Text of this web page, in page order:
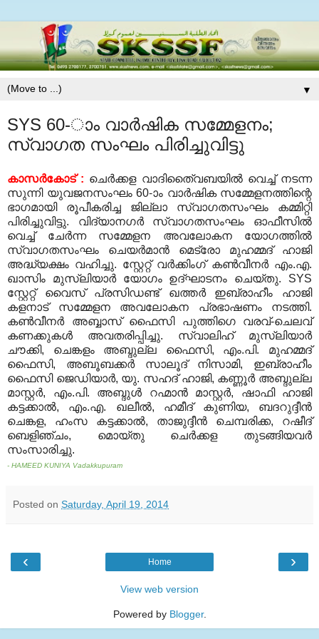
▼
SYS 60-ാം വാര്‍ഷിക സമ്മേളനം;
സ്വാഗത സംഘം പിരിച്ചുവിട്ടു
കാസര്‍കോട് : ചെര്‍ക്കള വാദിതൈ്വബയില്‍ വെച്ച് നടന്ന
സുന്നി യുവജനസംഘം 60-ാം വാര്‍ഷിക സമ്മേളനത്തിന്റെ
ഭാഗമായി രൂപീകരിച്ച ജില്ലാ സ്വാഗതസംഘം കമ്മിറ്റി
പിരിച്ചുവിട്ടു. വിദ്യാനഗര്‍ സ്വാഗതസംഘം ഓഫീസില്‍
വെച്ച് ചേര്‍ന്ന സമ്മേളന അവലോകന യോഗത്തില്‍
സ്വാഗതസംഘം ചെയര്‍മാന്‍ മെട്രോ മുഹമ്മദ് ഹാജി
അദ്ധ്യക്ഷം വഹിച്ചു. സ്റ്റേറ്റ് വര്‍ക്കിംഗ് കണ്‍വീനര്‍ എം.എ.
ഖാസിം മുസ്‌ലിയാര്‍ യോഗം ഉദ്ഘാടനം ചെയ്തു. SYS
സ്റ്റേറ്റ് വൈസ് പ്രസിഡണ്ട് ഖത്തര്‍ ഇബ്രാഹീം ഹാജി
കളനാട് സമ്മേളന അവലോകന പ്രഭാഷണം നടത്തി.
കണ്‍വീനര്‍ അബ്ബാസ് ഫൈസി പുത്തിഗെ വരവ്-ചെലവ്
കണക്കുകള്‍ അവതരിപ്പിച്ചു. സ്വാലിഹ് മുസ്‌ലിയാര്‍
ചൗക്കി, ചെങ്കളം അബ്ദുല്ല ഫൈസി, എം.പി. മുഹമ്മദ്
ഫൈസി, അബൂബക്കര്‍ സാലൂദ് നിസാമി, ഇബ്രാഹീം
ഫൈസി ജെഡിയാര്‍, യു. സഹദ് ഹാജി, കണ്ണൂര്‍ അബ്ദുല്ല
മാസ്റ്റര്‍, എം.പി. അബ്ദുള്‍ റഹ്മാന്‍ മാസ്റ്റര്‍, ഷാഫി ഹാജി
കട്ടക്കാല്‍, എം.എ. ഖലീല്‍, ഹമീദ് കുണിയ, ബദറുദ്ദീന്‍
ചെങ്കള, ഹംസ കട്ടക്കാല്‍, താജുദ്ദീന്‍ ചെമ്പരിക്ക, റഷീദ്
ബെളിഞ്ചം, മൊയ്തു ചെര്‍ക്കള തുടങ്ങിയവര്‍
സംസാരിച്ചു.
- HAMEED KUNIYA Vadakkupuram
Posted on Saturday, April 19, 2014
‹ ›
Home
View web version
Powered by Blogger.